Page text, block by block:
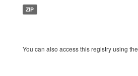
ZIP
You can also access this registry using the